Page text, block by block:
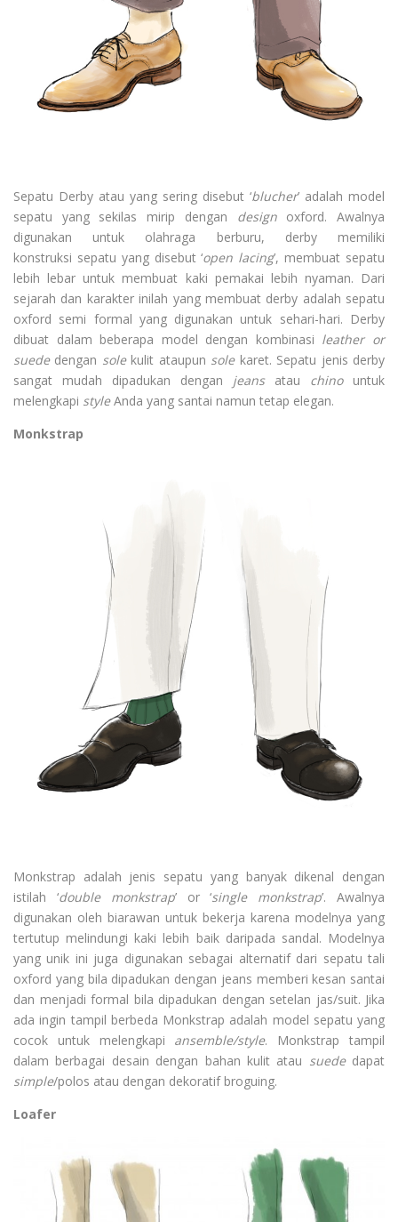
Sepatu Derby atau yang sering disebut ‘blucher’ adalah model
sepatu yang sekilas mirip dengan designoxford. Awalnya
digunakan untuk olahraga berburu, derby memiliki
konstruksi sepatu yang disebut ‘open lacing’, membuat sepatu
lebih lebar untuk membuat kaki pemakai lebih nyaman. Dari
sejarah dan karakter inilah yang membuat derby adalah sepatu
oxford semi formal yang digunakan untuk sehari-hari. Derby
dibuat dalam beberapa model dengan kombinasi leather or
suededengan solekulit ataupun solekaret. Sepatu jenis derby
sangat mudah dipadukan dengan jeansatau chinountuk
melengkapi styleAnda yang santai namun tetap elegan.
Monkstrap
Monkstrap adalah jenis sepatu yang banyak dikenal dengan
istilah ‘double monkstrap’ or ‘single monkstrap’. Awalnya
digunakan oleh biarawan untuk bekerja karena modelnya yang
tertutup melindungi kaki lebih baik daripada sandal. Modelnya
yang unik ini juga digunakan sebagai alternatif dari sepatu tali
oxford yang bila dipadukan dengan jeans memberi kesan santai
dan menjadi formal bila dipadukan dengan setelan jas/suit. Jika
ada ingin tampil berbeda Monkstrap adalah model sepatu yang
cocok untuk melengkapi ansemble/style. Monkstrap tampil
dalam berbagai desain dengan bahan kulit atau suededapat
simple/polos atau dengan dekoratif broguing.
Loafer